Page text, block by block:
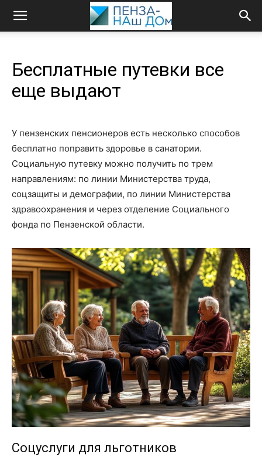
Бесплатные путевки все
еще выдают
У пензенских пенсионеров есть несколько способов
бесплатно поправить здоровье в санатории.
Социальную путевку можно получить по трем
направлениям: по линии Министерства труда,
соцзащиты и демографии, по линии Министерства
здравоохранения и через отделение Социального
фонда по Пензенской области.
Соцуслуги для льготников